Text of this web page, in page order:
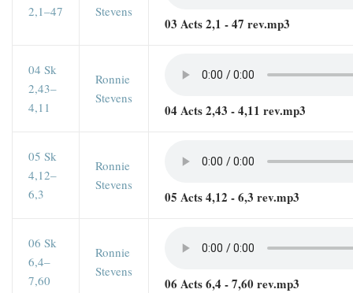
2,1–47
Stevens
03 Acts 2,1 - 47 rev.mp3
04 Sk
2,43–
4,11
Ronnie
Stevens
04 Acts 2,43 - 4,11 rev.mp3
05 Sk
4,12–
6,3
Ronnie
Stevens
05 Acts 4,12 - 6,3 rev.mp3
06 Sk
6,4–
7,60
Ronnie
Stevens
06 Acts 6,4 - 7,60 rev.mp3